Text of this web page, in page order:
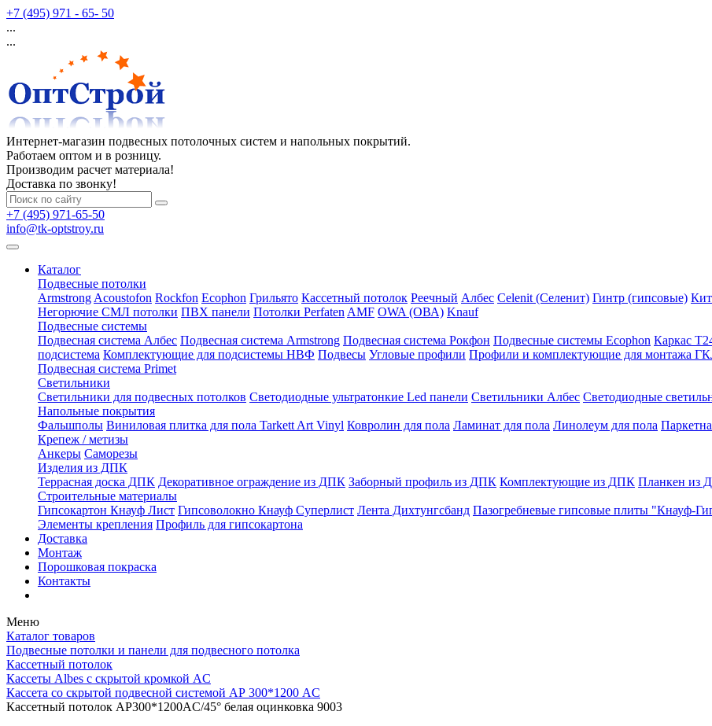
+7 (495) 971 - 65- 50
...
...
Интернет-магазин подвесных потолочных систем и напольных покрытий.
Работаем оптом и в розницу.
Производим расчет материала!
Доставка по звонку!
+7 (495) 971-65-50
info@tk-optstroy.ru
Каталог
Подвесные потолки
Armstrong Acoustofon Rockfon Ecophon Грильято Кассетный потолок Реечный Албес Celenit (Селенит) Гинтр (гипсовые)
Негорючие СМЛ потолки ПВХ панели Потолки Perfaten AMF OWA (ОВА) Knauf
Подвесные системы
Подвесная система Албес Подвесная система Armstrong Подвесная система Рокфон Подвесные системы Ecophon Каркас
подсистема Комплектующие для подсистемы НВФ Подвесы Угловые профили Профили и комплектующие для монтажа
Подвесная система Primet
Светильники
Светильники для подвесных потолков Светодиодные ультратонкие Led панели Светильники Албес Светодиодные
Напольные покрытия
Фальшполы Виниловая плитка для пола Tarkett Art Vinyl Ковролин для пола Ламинат для пола Линолеум для пола
Крепеж / метизы
Анкеры Саморезы
Изделия из ДПК
Террасная доска ДПК Декоративное ограждение из ДПК Заборный профиль из ДПК Комплектующие из ДПК Планкен из
Строительные материалы
Гипсокартон Кнауф Лист Гипсоволокно Кнауф Суперлист Лента Дихтунгсбанд Пазогребневые гипсовые плиты "Кнауф-
Элементы крепления Профиль для гипсокартона
Доставка
Монтаж
Порошковая покраска
Контакты
Меню
Каталог товаров
Подвесные потолки и панели для подвесного потолка
Кассетный потолок
Кассеты Albes с скрытой кромкой AC
Кассета со скрытой подвесной системой АР 300*1200 AC
Кассетный потолок AP300*1200AC/45° белая оцинковка 9003